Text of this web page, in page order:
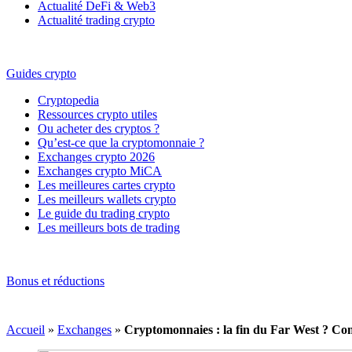
Actualité DeFi & Web3
Actualité trading crypto
Guides crypto
Cryptopedia
Ressources crypto utiles
Ou acheter des cryptos ?
Qu’est-ce que la cryptomonnaie ?
Exchanges crypto 2026
Exchanges crypto MiCA
Les meilleures cartes crypto
Les meilleurs wallets crypto
Le guide du trading crypto
Les meilleurs bots de trading
Bonus et réductions
Accueil » Exchanges » Cryptomonnaies : la fin du Far West ?